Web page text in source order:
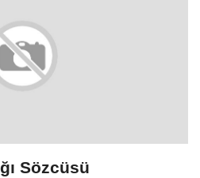
Sözcüsü